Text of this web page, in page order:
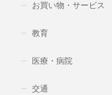
お買い物・サービス
教育
医療・病院
交通